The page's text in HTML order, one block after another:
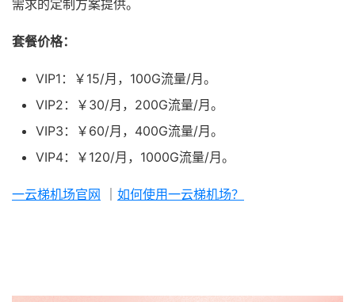
需求的定制方案提供。
套餐价格：
VIP1：￥15/月，100G流量/月。
VIP2：￥30/月，200G流量/月。
VIP3：￥60/月，400G流量/月。
VIP4：￥120/月，1000G流量/月。
一云梯机场官网 如何使用一云梯机场？